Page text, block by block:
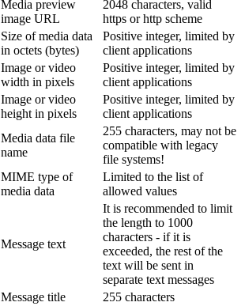
Media preview
image URL
2048 characters, valid
https or http scheme
Size of media data
in octets (bytes)
Positive integer, limited by
client applications
Image or video
width in pixels
Positive integer, limited by
client applications
Image or video
height in pixels
Positive integer, limited by
client applications
Media data file
name
255 characters, may not be
compatible with legacy
file systems!
MIME type of
media data
Limited to the list of
allowed values
Message text
It is recommended to limit
the length to 1000
characters - if it is
exceeded, the rest of the
text will be sent in
separate text messages
Message title
255 characters